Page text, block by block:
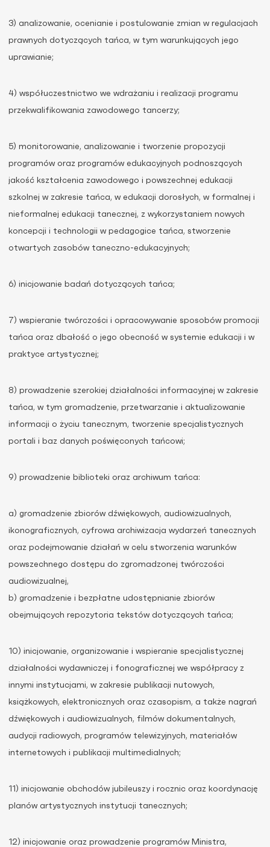
3) analizowanie, ocenianie i postulowanie zmian w regulacjach
prawnych dotyczących tańca, w tym warunkujących jego
uprawianie;
4) współuczestnictwo we wdrażaniu i realizacji programu
przekwalifikowania zawodowego tancerzy;
5) monitorowanie, analizowanie i tworzenie propozycji
programów oraz programów edukacyjnych podnoszących
jakość kształcenia zawodowego i powszechnej edukacji
szkolnej w zakresie tańca, w edukacji dorosłych, w formalnej i
nieformalnej edukacji tanecznej, z wykorzystaniem nowych
koncepcji i technologii w pedagogice tańca, stworzenie
otwartych zasobów taneczno-edukacyjnych;
6) inicjowanie badań dotyczących tańca;
7) wspieranie twórczości i opracowywanie sposobów promocji
tańca oraz dbałość o jego obecność w systemie edukacji i w
praktyce artystycznej;
8) prowadzenie szerokiej działalności informacyjnej w zakresie
tańca, w tym gromadzenie, przetwarzanie i aktualizowanie
informacji o życiu tanecznym, tworzenie specjalistycznych
portali i baz danych poświęconych tańcowi;
9) prowadzenie biblioteki oraz archiwum tańca:
a) gromadzenie zbiorów dźwiękowych, audiowizualnych,
ikonograficznych, cyfrowa archiwizacja wydarzeń tanecznych
oraz podejmowanie działań w celu stworzenia warunków
powszechnego dostępu do zgromadzonej twórczości
audiowizualnej,
b) gromadzenie i bezpłatne udostępnianie zbiorów
obejmujących repozytoria tekstów dotyczących tańca;
10) inicjowanie, organizowanie i wspieranie specjalistycznej
działalności wydawniczej i fonograficznej we współpracy z
innymi instytucjami, w zakresie publikacji nutowych,
książkowych, elektronicznych oraz czasopism, a także nagrań
dźwiękowych i audiowizualnych, filmów dokumentalnych,
audycji radiowych, programów telewizyjnych, materiałów
internetowych i publikacji multimedialnych;
11) inicjowanie obchodów jubileuszy i rocznic oraz koordynację
planów artystycznych instytucji tanecznych;
12) inicjowanie oraz prowadzenie programów Ministra,